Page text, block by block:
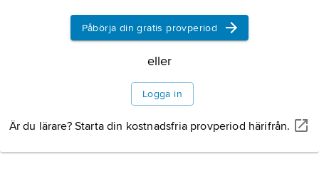
Påbörja din gratis provperiod
eller
Logga in
Är du lärare? Starta din kostnadsfria provperiod härifrån.